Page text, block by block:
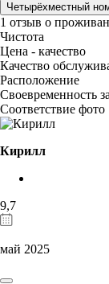
Четырёхместный
1 отзыв о
Чистота
Цена - качество
Качество
Расположение
Своевременность
Соответствие фото
Кирилл
9,7
май 2025